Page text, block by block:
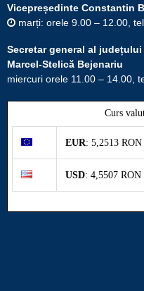
Vicepreședinte Constantin
marți: orele 9.00 – 12.00,
Secretar general al
Marcel-Stelică Bejenariu
miercuri orele 11.00 – 14.00,
Curs
EUR: 5,2513 RON
USD: 4,5507 RON